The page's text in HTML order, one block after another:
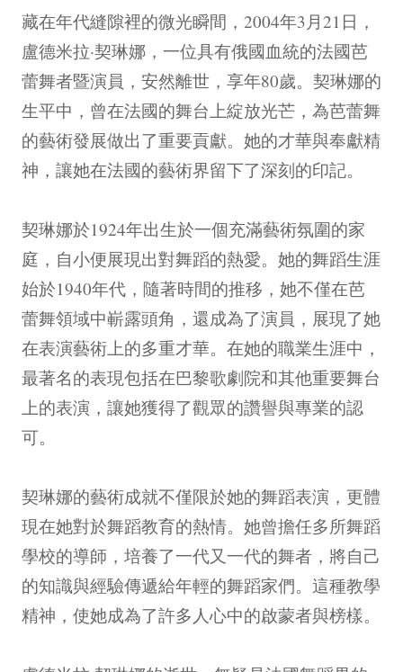
藏在年代縫隙裡的微光瞬間，2004年3月21日，
盧德米拉·契琳娜，一位具有俄國血統的法國芭
蕾舞者暨演員，安然離世，享年80歲。契琳娜的
生平中，曾在法國的舞台上綻放光芒，為芭蕾舞
的藝術發展做出了重要貢獻。她的才華與奉獻精
神，讓她在法國的藝術界留下了深刻的印記。
契琳娜於1924年出生於一個充滿藝術氛圍的家
庭，自小便展現出對舞蹈的熱愛。她的舞蹈生涯
始於1940年代，隨著時間的推移，她不僅在芭
蕾舞領域中嶄露頭角，還成為了演員，展現了她
在表演藝術上的多重才華。在她的職業生涯中，
最著名的表現包括在巴黎歌劇院和其他重要舞台
上的表演，讓她獲得了觀眾的讚譽與專業的認
可。
契琳娜的藝術成就不僅限於她的舞蹈表演，更體
現在她對於舞蹈教育的熱情。她曾擔任多所舞蹈
學校的導師，培養了一代又一代的舞者，將自己
的知識與經驗傳遞給年輕的舞蹈家們。這種教學
精神，使她成為了許多人心中的啟蒙者與榜樣。